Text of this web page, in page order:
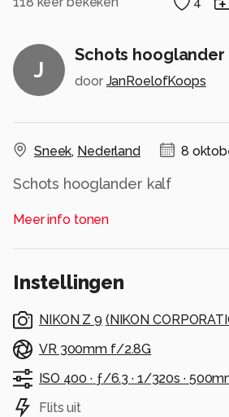
J
Schots
door JanRoelofKoops
Sneek, Nederland 8
Schots hooglander kalf
Alle rechten voorbehouden
Meer info tonen
Instellingen
NIKON Z 9 (NIKON
VR 300mm f/2.8G
ISO 400 · ƒ/6.3 · 1/320s ·
Flits uit